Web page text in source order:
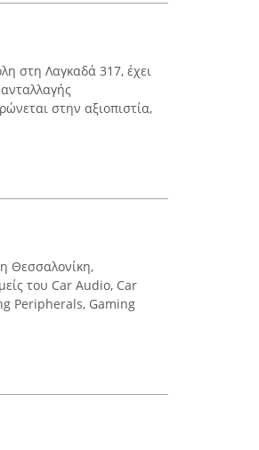
στη Λαγκαδά 317, έχει
στην αξιοπιστία,
Θεσσαλονίκη,
του Car Audio, Car
Peripherals, Gaming